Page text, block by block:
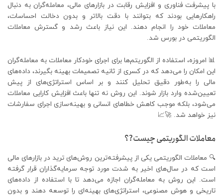
با پیشرفت فناوری و افزایش رقابت در بازارهای مالی، معامله‌گران به دنبال
راهکارهایی بودند که بتوانند با دقت بالاتر و بدون دخالت احساسات،
معاملات خود را انجام دهند. این نیاز باعث رشد و گسترش معاملات
الگوریتمی در بورس شد.
📊 امروزه، استفاده از الگوریتم‌ها برای اجرای خودکار معاملات به معامله‌گران
این امکان را می‌دهد که در کسری از ثانیه تصمیمات بهینه بگیرند، داده‌های
مالی را به‌طور دقیق تحلیل کنند و بر اساس استراتژی‌های از پیش
تعیین‌شده وارد بازار شوند. این روش نه تنها باعث افزایش کارایی معاملات
می‌شود، بلکه موجب کاهش خطاهای انسانی و بهینه‌سازی اجرای سفارشات
نیز خواهد شد. 🚀📈
معاملات الگوریتمی چیست?؟
🔍 معاملات الگوریتمی یکی از پیشرفته‌ترین روش‌های ترید در بازارهای مالی
است که در سال‌های اخیر به شدت مورد توجه سرمایه‌گذاران قرار گرفته
است. این روش به معامله‌گران اجازه می‌دهد تا با استفاده از داده‌های
تاریخی و هوش مصنوعی، استراتژی‌های بهینه‌ای را توسعه دهند و بدون